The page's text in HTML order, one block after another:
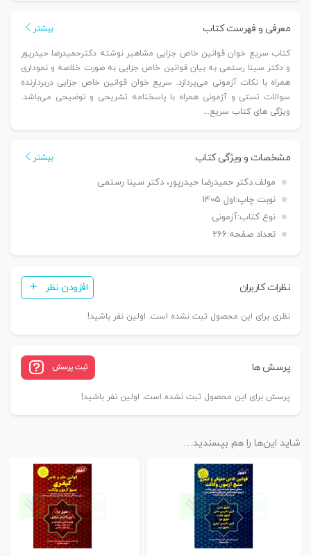
معرفی و فهرست کتاب بیشتر
کتاب سریع خوان قوانین خاص جزایی مشاهیر نوشته دکترحمیدرضا حیدرپور
و دکتر سینا رستمی به بیان قوانین خاص جزایی به صورت خلاصه و نموداری
همراه با نکات آزمونی می‌پردازد. سریع خوان قوانین خاص جزایی دربردارنده
سوالات تستی و آزمونی همراه با پاسخنامه تشریحی و توضیحی می‌باشد.
ویژگی های کتاب سریع...
مشخصات و ویژگی کتاب بیشتر
مولف:دکتر حمیدرضا حیدرپور، دکتر سینا رستمی
نوبت چاپ:اول 1405
نوع کتاب:آزمونی
تعداد صفحه:266
نظرات کاربران افزودن نظر
نظری برای این محصول ثبت نشده است. اولین نفر باشید!
پرسش ها ثبت پرسش
پرسش برای این محصول ثبت نشده است. اولین نفر باشید!
شاید این‌ها را هم بپسندید…